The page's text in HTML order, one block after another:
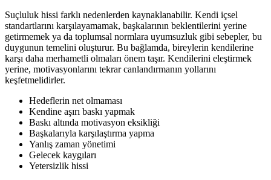
Suçluluk hissi farklı nedenlerden kaynaklanabilir. Kendi içsel
standartlarını karşılayamamak, başkalarının beklentilerini yerine
getirmemek ya da toplumsal normlara uyumsuzluk gibi sebepler, bu
duygunun temelini oluşturur. Bu bağlamda, bireylerin kendilerine
karşı daha merhametli olmaları önem taşır. Kendilerini eleştirmek
yerine, motivasyonlarını tekrar canlandırmanın yollarını
keşfetmelidirler.
Hedeflerin net olmaması
Kendine aşırı baskı yapmak
Baskı altında motivasyon eksikliği
Başkalarıyla karşılaştırma yapma
Yanlış zaman yönetimi
Gelecek kaygıları
Yetersizlik hissi